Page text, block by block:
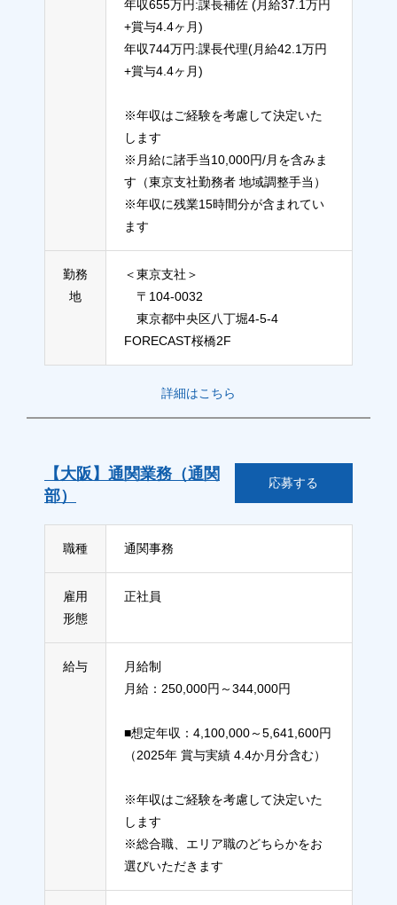
年収655万円:課長補佐 (月給37.1万円
+賞与4.4ヶ月)
年収744万円:課長代理(月給42.1万円
+賞与4.4ヶ月)
※年収はご経験を考慮して決定いた
します
※月給に諸手当10,000円/月を含みま
す（東京支社勤務者 地域調整手当）
※年収に残業15時間分が含まれてい
ます
勤務
地
＜東京支社＞
〒104-0032
東京都中央区八丁堀4-5-4
FORECAST桜橋2F
詳細はこちら
【大阪】通関業務（通関
部）
応募する
職種 通関事務
雇用
形態
正社員
給与
月給制
月給：250,000円～344,000円
■想定年収：4,100,000～5,641,600円
（2025年 賞与実績 4.4か月分含む）
※年収はご経験を考慮して決定いた
します
※総合職、エリア職のどちらかをお
選びいただきます